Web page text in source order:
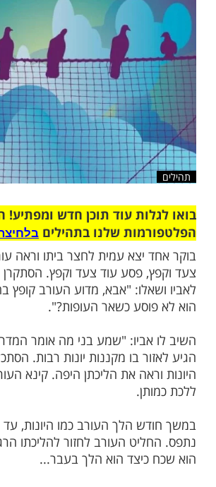
שלח לחבר
עוד תוכן חדש ומפתיע!
שלנו בתהיליםבלחיצה
יצא עמית לחצר ביתו וראה עורב.
פסע עוד צעד וקפץ. הסתקרן
"אבא, מדוע העורב קופץ
כשאר העופות?".